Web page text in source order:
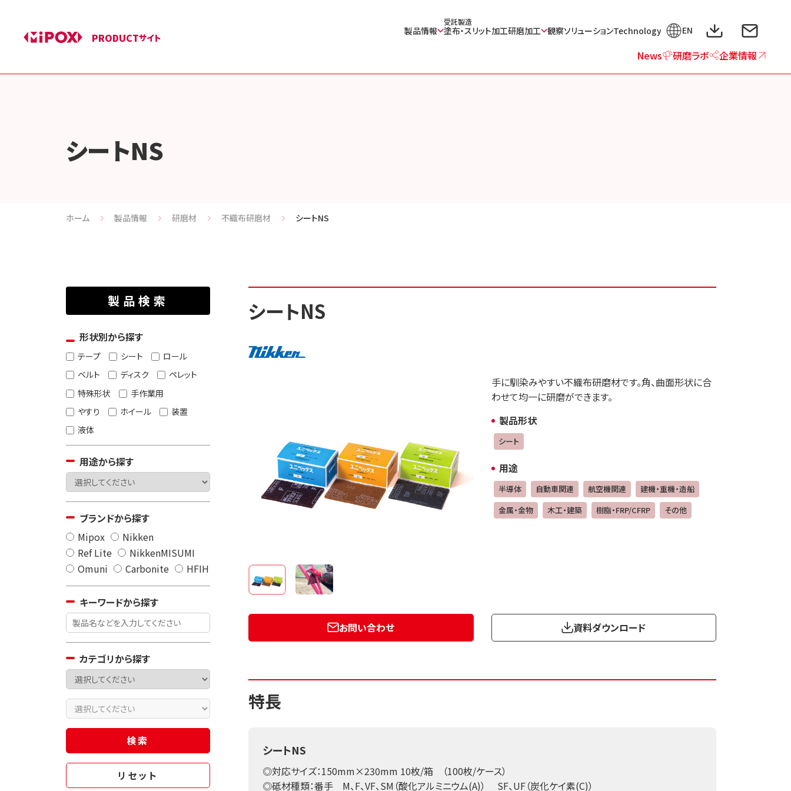
PRODUCTサイト
製品情報
受託製造
塗布・スリット加工研磨加工 観察ソリューションTechnology EN
News 研磨ラボ 企業情報
シートNS
ホーム 製品情報 研磨材 不織布研磨材 シートNS
シートNS
手に馴染みやすい不織布研磨材です。角、曲面形状に合
わせて均一に研磨ができます。
製品形状
シート
用途
半導体 自動車関連 航空機関連
建機・重機・造船
金属・金物
木工・建築 樹脂・FRP/CFRP その他
お問い合わせ 資料ダウンロード
特長
シートNS
◎対応サイズ：150mm×230mm 10枚/箱 （100枚/ケース）
◎砥材種類：番手 M、F、VF、SM（酸化アルミニウム(A)） SF、UF（炭化ケイ素(C)）
製品検索
形状別から探す
テープ シート
ロール
ベルト
ディスク
ペレット
特殊形状
手作業用
やすり
ホイール
装置
液体
用途から探す
ブランドから探す
Mipox
Nikken
Ref Lite
NikkenMISUMI
Omuni
Carbonite HFIH
キーワードから探す
カテゴリから探す